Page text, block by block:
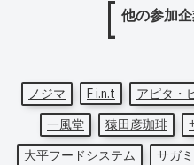
他の参加
ノジマ F i.n.t アピタ・
一風堂
猿田彦珈琲
大平フードシステム
サガミ